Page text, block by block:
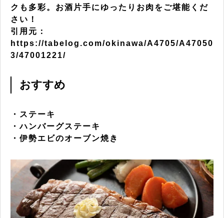
クも多彩。お酒片手にゆったりお肉をご堪能くだ
さい！
引用元：
https://tabelog.com/okinawa/A4705/A47050
3/47001221/
おすすめ
・ステーキ
・ハンバーグステーキ
・伊勢エビのオーブン焼き